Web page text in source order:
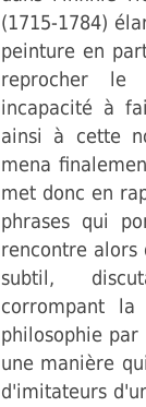
(1715-1784)
peinture en
reprocher le
incapacité à
ainsi à cette
mena
met donc en
phrases qui
rencontre alors
subtil,
corrompant
philosophie
une manière
d'imitateurs